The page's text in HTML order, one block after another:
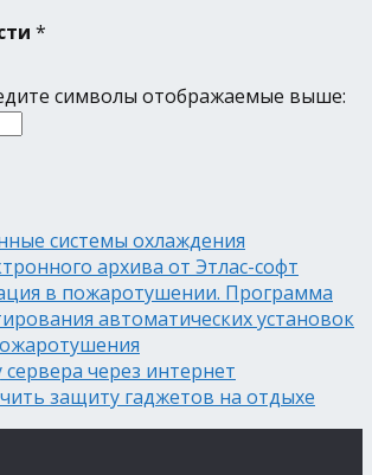
*
символы отображаемые выше:
системы охлаждения
архива от Этлас-софт
в пожаротушении. Программа
автоматических установок
сервера через интернет
защиту гаджетов на отдыхе